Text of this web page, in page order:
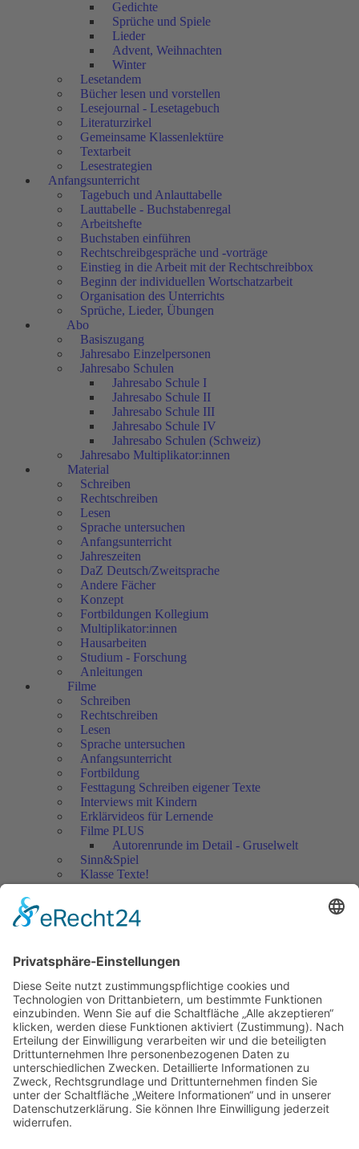
Gedichte
Sprüche und Spiele
Lieder
Advent, Weihnachten
Winter
Lesetandem
Bücher lesen und vorstellen
Lesejournal - Lesetagebuch
Literaturzirkel
Gemeinsame Klassenlektüre
Textarbeit
Lesestrategien
Anfangsunterricht
Tagebuch und Anlauttabelle
Lauttabelle - Buchstabenregal
Arbeitshefte
Buchstaben einführen
Rechtschreibgespräche und -vorträge
Einstieg in die Arbeit mit der Rechtschreibbox
Beginn der individuellen Wortschatzarbeit
Organisation des Unterrichts
Sprüche, Lieder, Übungen
Abo
Basiszugang
Jahresabo Einzelpersonen
Jahresabo Schulen
Jahresabo Schule I
Jahresabo Schule II
Jahresabo Schule III
Jahresabo Schule IV
Jahresabo Schulen (Schweiz)
Jahresabo Multiplikator:innen
Material
Schreiben
Rechtschreiben
Lesen
Sprache untersuchen
Anfangsunterricht
Jahreszeiten
DaZ Deutsch/Zweitsprache
Andere Fächer
Konzept
Fortbildungen Kollegium
Multiplikator:innen
Hausarbeiten
Studium - Forschung
Anleitungen
Filme
Schreiben
Rechtschreiben
Lesen
Sprache untersuchen
Anfangsunterricht
Fortbildung
Festtagung Schreiben eigener Texte
Interviews mit Kindern
Erklärvideos für Lernende
Filme PLUS
Autorenrunde im Detail - Gruselwelt
Sinn&Spiel
Klasse Texte!
Filmausschnitte Grundschule
Jedes Kind wertschätzen!
Artikel
Artikel 2018
Artikel 2017
Artikel 2016
Artikel 2015
Artikel 2014
Artikel 2013
Artikel 2012
Artikel bis 2011
Artikel zum Download - Religion
Artikel zum Download